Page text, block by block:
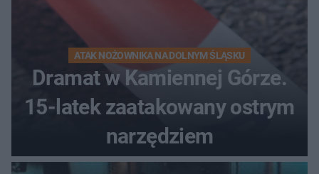
ATAK NOŻOWNIKA NA DOLNYM ŚLĄSKU
Dramat w Kamiennej Górze.
15-latek zaatakowany ostrym
narzędziem